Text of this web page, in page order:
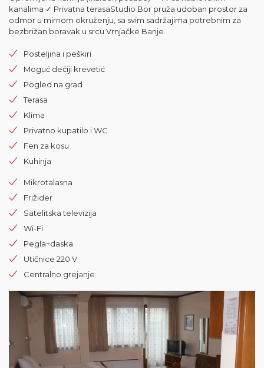
kanalima ✓ Privatna terasaStudio Bor pruža udoban prostor za
odmor u mirnom okruženju, sa svim sadržajima potrebnim za
bezbrižan boravak u srcu Vrnjačke Banje.
Posteljina i peškiri
Moguć dečiji krevetić
Pogled na grad
Terasa
Klima
Privatno kupatilo i WC
Fen za kosu
Kuhinja
Mikrotalasna
Frižider
Satelitska televizija
Wi-Fi
Pegla+daska
Utičnice 220 V
Centralno grejanje